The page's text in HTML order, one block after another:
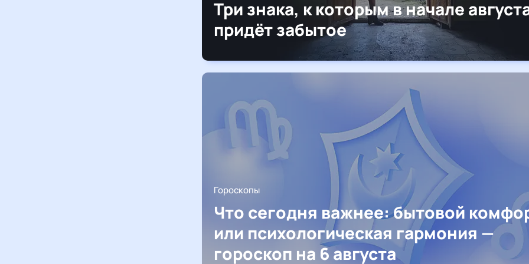
Три знака, к которым в начале
придёт забытое
Гороскопы
Что сегодня важнее: бытовой
или психологическая гармония —
гороскоп на 6 августа